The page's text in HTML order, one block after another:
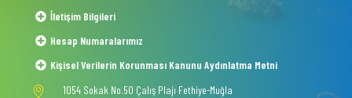
İletişim Bilgileri
Hesap Numaralarımız
Kişisel Verilerin Korunması Kanunu Aydınlatma Metni
1054 Sokak No.50 Çalış Plajı Fethiye-Muğla